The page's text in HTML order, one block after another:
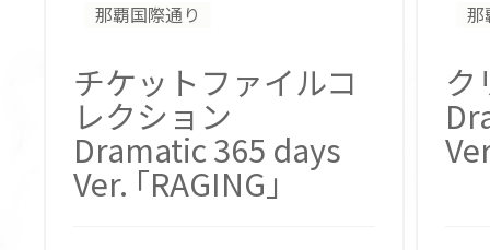
那覇国際通り
チケットファイルコ
レクション
Dramatic 365 days
Ver. ｢RAGING｣
那
ク